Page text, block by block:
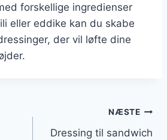
forskellige ingredienser
eller eddike kan du skabe
der vil løfte dine
NÆSTE
Dressing til sandwich